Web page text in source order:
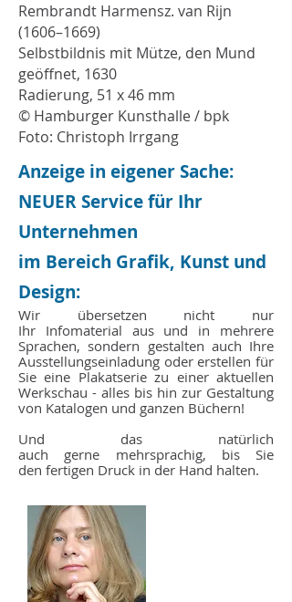
Rembrandt Harmensz. van Rijn
(1606–1669)
Selbstbildnis mit Mütze, den Mund
geöffnet, 1630
Radierung, 51 x 46 mm
© Hamburger Kunsthalle / bpk
Foto: Christoph Irrgang
Anzeige in eigener Sache:
NEUER Service für Ihr
Unternehmen
im Bereich Grafik, Kunst und
Design:
Wir übersetzen nicht nur
Ihr Infomaterial aus und in mehrere
Sprachen, sondern gestalten auch Ihre
Ausstellungseinladung oder erstellen für
Sie eine Plakatserie zu einer aktuellen
Werkschau - alles bis hin zur Gestaltung
von Katalogen und ganzen Büchern!
Und das natürlich
auch gerne mehrsprachig, bis Sie
den fertigen Druck in der Hand halten.